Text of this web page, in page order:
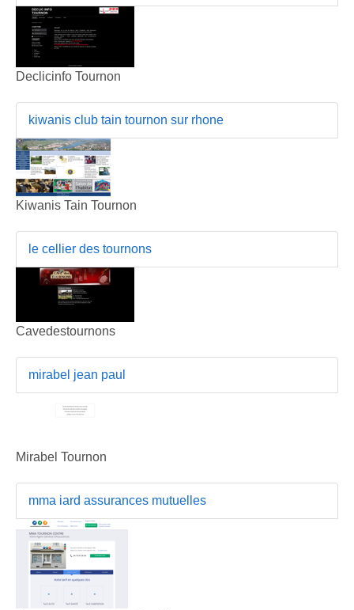
Declicinfo Tournon
kiwanis club tain tournon sur rhone
Kiwanis Tain Tournon
le cellier des tournons
Cavedestournons
mirabel jean paul
Mirabel Tournon
mma iard assurances mutuelles